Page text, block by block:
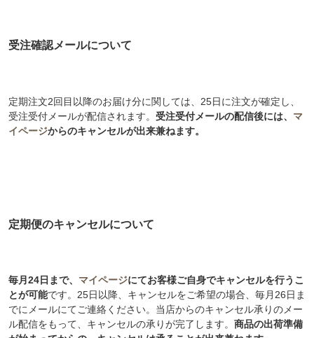
受注確認メールについて
定期注文2回目以降のお届け分に関しては、25日に注文が確定し、
受注受付メールが配信されます。 受注受付メールの配信後には、 マ
イページからのキャンセルが出来兼ねます。
定期便のキャンセルについて
毎月24日まで、 マイページにてお客様ご自身でキャンセルを行うこ
とが可能です。25日以降、キャンセルをご希望の場合、毎月26日ま
でにメールにてご連絡ください。当店からのキャンセル承りのメー
ル配信をもって、キャンセルの承りが完了します。 商品の出荷準備